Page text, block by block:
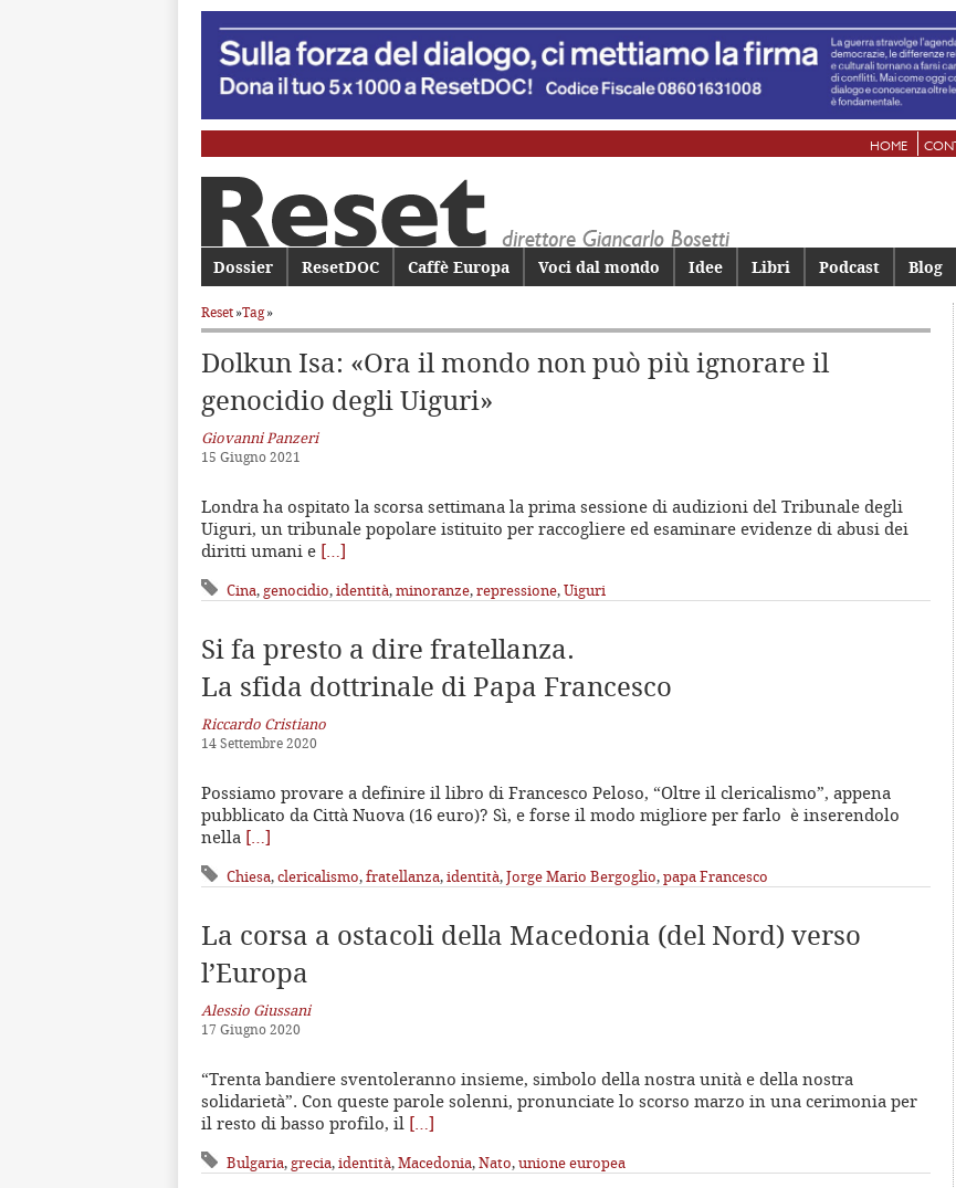
HOME
Menu principale
Vai al contenuto principale
Vai al contenuto secondario
Dossier ResetDOC Caffè Europa Voci dal mondo Idee Libri Podcast Blog
Reset»Tag»
Dolkun Isa: «Ora il mondo non può più ignorare il
genocidio degli Uiguri»
Giovanni Panzeri
15 Giugno 2021
Londra ha ospitato la scorsa settimana la prima sessione di audizioni del Tribunale degli
Uiguri, un tribunale popolare istituito per raccogliere ed esaminare evidenze di abusi dei
diritti umani e […]
Cina, genocidio,identità,minoranze,repressione,Uiguri
Si fa presto a dire fratellanza.
La sfida dottrinale di Papa Francesco
Riccardo Cristiano
14 Settembre 2020
Possiamo provare a definire il libro di Francesco Peloso, “Oltre il clericalismo”, appena
pubblicato da Città Nuova (16 euro)? Sì, e forse il modo migliore per farlo è inserendolo
nella […]
Chiesa,clericalismo,fratellanza,identità,Jorge Mario Bergoglio,papa Francesco
La corsa a ostacoli della Macedonia (del Nord) verso
l’Europa
Alessio Giussani
17 Giugno 2020
“Trenta bandiere sventoleranno insieme, simbolo della nostra unità e della nostra
solidarietà”. Con queste parole solenni, pronunciate lo scorso marzo in una cerimonia per
il resto di basso profilo, il […]
Bulgaria, grecia,identità,Macedonia,Nato,unione europea